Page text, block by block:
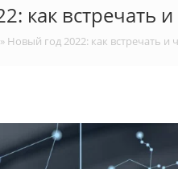
как
» Новый год 2022: как встречать и